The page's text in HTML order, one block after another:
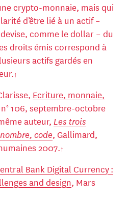
crypto-monnaie, mais qui
d’être lié à un actif –
comme le dollar – du
droits émis correspond à
actifs gardés en
Ecriture, monnaie,
106, septembre-octobre
auteur,Les trois
code, Gallimard,
2007.
Bank Digital Currency :
and design, Mars